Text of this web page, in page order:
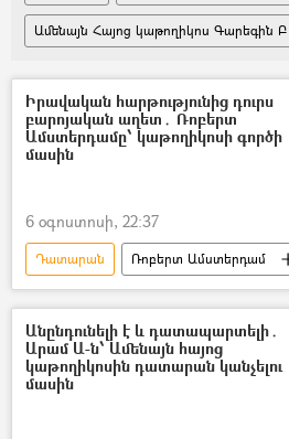
Ամենայն Հայոց կաթողիկոս Գարեգին Բ
Իրավական հարթությունից դուրս
բարոյական աղետ․ Ռոբերտ
Ամստերդամը՝ կաթողիկոսի գործի
մասին
6 օգոստոսի, 22:37
Դատարան
Ռոբերտ Ամստերդամ
Ամենայն Հայոց կաթողիկոս Գարեգին Բ
Իշխանություն
դատ
Անընդունելի է և դատապարտելի․
Արամ Ա-ն՝ Ամենայն հայոց
կաթողիկոսին դատարան կանչելու
մասին